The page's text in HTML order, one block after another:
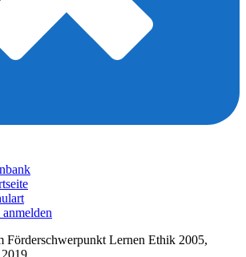
Förderschwerpunkt Lernen Ethik 2005,